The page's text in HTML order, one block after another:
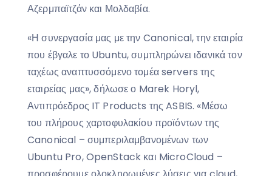
Αζερμπαϊτζάν και Μολδαβία.
«Η συνεργασία μας με την Canonical, την εταιρία
που έβγαλε το Ubuntu, συμπληρώνει ιδανικά τον
ταχέως αναπτυσσόμενο τομέα servers της
εταιρείας μας», δήλωσε ο Marek Horyl,
Αντιπρόεδρος IT Products της ASBIS. «Μέσω
του πλήρους χαρτοφυλακίου προϊόντων της
Canonical – συμπεριλαμβανομένων των
Ubuntu Pro, OpenStack και MicroCloud –